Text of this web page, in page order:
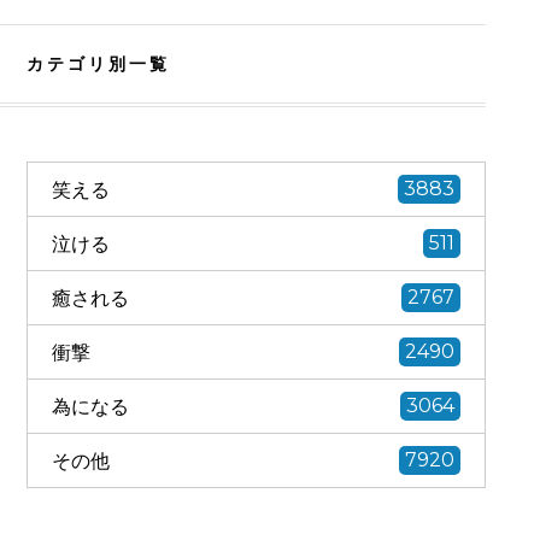
カテゴリ別一覧
笑える 3883
泣ける 511
癒される 2767
衝撃 2490
為になる 3064
その他 7920